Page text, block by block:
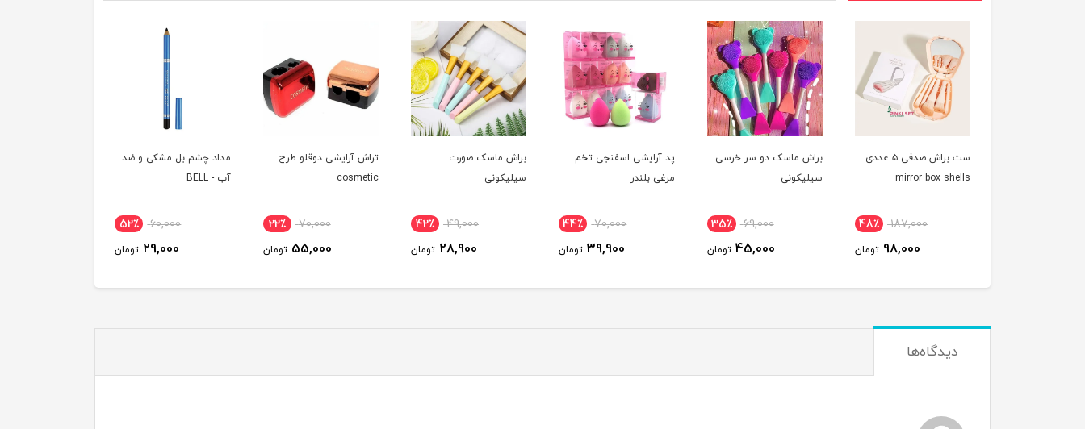
ست براش صدفی ۵ عددی
mirror box shells
187,000 48٪
98,000 تومان
براش ماسک دو سر خرسی
سیلیکونی
69,000 35٪
45,000 تومان
پد آرایشی اسفنجی تخم
مرغی بلندر
70,000 44٪
39,900 تومان
براش ماسک صورت
سیلیکونی
49,000 42٪
28,900 تومان
تراش آرایشی دوقلو طرح
cosmetic
70,000 22٪
55,000 تومان
مداد چشم بل مشکی و ضد
آب - BELL
60,000 52٪
29,000 تومان
دیدگاه‌ها